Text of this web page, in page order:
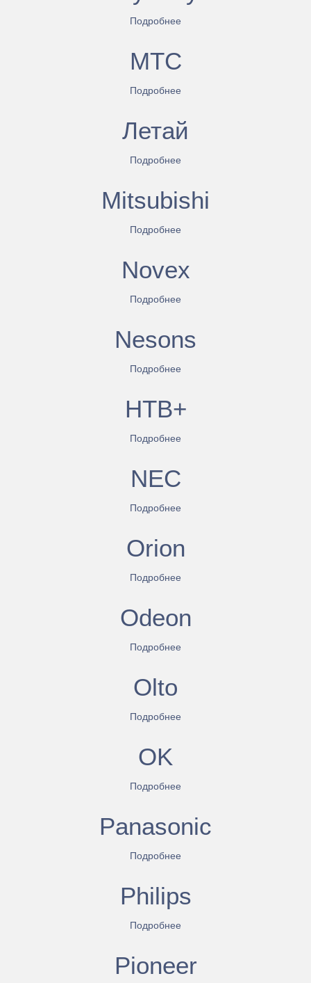
Подробнее
МТС
Подробнее
Летай
Подробнее
Mitsubishi
Подробнее
Novex
Подробнее
Nesons
Подробнее
НТВ+
Подробнее
NEC
Подробнее
Orion
Подробнее
Odeon
Подробнее
Olto
Подробнее
OK
Подробнее
Panasonic
Подробнее
Philips
Подробнее
Pioneer